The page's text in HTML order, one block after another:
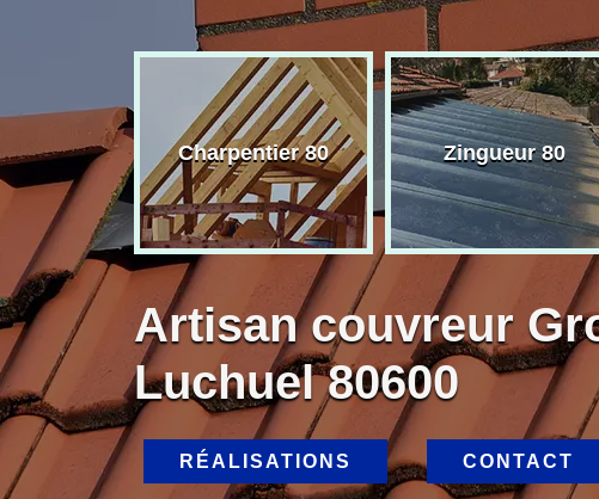
80 Charpentier 80 Zingueur 80
Artisan couvreur
Luchuel 80600
RÉALISATIONS CONTACT